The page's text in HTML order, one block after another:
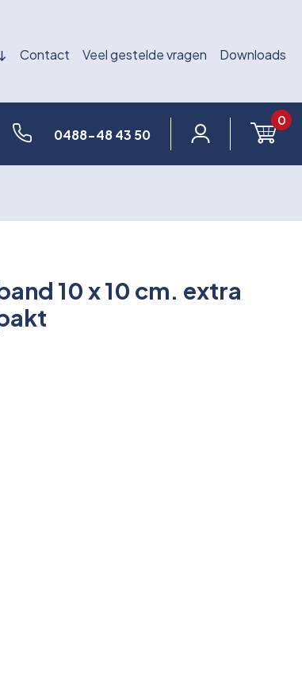
Contact Veel gestelde vragen Downloads
0488-48 43 50
0
10 x 10 cm. extra